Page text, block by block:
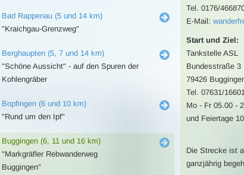
Bad Rappenau (5 und 14 km)
"Kraichgau-Grenzweg"
Berghaupten (5, 7 und 14 km)
"Schöne Aussicht" - auf den Spuren der
Kohlengräber
Bopfingen (6 und 10 km)
"Rund um den Ipf"
Buggingen (6, 11 und 16 km)
"Markgräfler Rebwanderweg
Buggingen"
Tel. 0176/
E-Mail:
Start und Ziel:
Tankstelle ASL
Bundesstraße 3
79426
Tel. 07631/
Mo - Fr 05.00 -
und Feiertage
Die Strecke ist
ganzjährig